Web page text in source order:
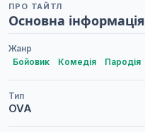
ПРО ТАЙТЛ
Основна інформація
Жанр
Бойовик
Комедія Пародія
Тип
OVA